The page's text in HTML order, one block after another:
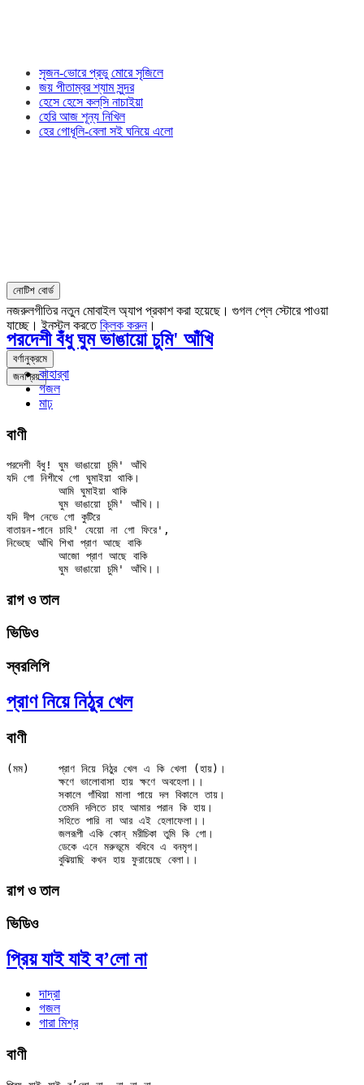
সৃজন-ভোরে প্রভু মোরে সৃজিলে
জয় পীতাম্বর শ্যাম সুন্দর
হেসে হেসে কল্‌সি নাচাইয়া
হেরি আজ শূন্য নিখিল
হের গোধূলি-বেলা সই ঘনিয়ে এলো
নোটিশ বোর্ড
নজরুলগীতির নতুন মোবাইল অ্যাপ প্রকাশ করা হয়েছে। গুগল প্লে স্টোরে পাওয়া
যাচ্ছে। ইনস্টল করতেক্লিক করুন।
বর্ণানুক্রমে
জনপ্রিয়
পরদেশী বঁধু ঘুম ভাঙায়ো চুমি' আঁখি
কাহার্‌বা
গজল
মাঢ়
বাণী
পরদেশী বঁধু! ঘুম ভাঙায়ো চুমি' আঁখি
যদি গো নিশীথে গো ঘুমাইয়া থাকি।
যদি দীপ নেভে গো কুটিরে
বাতায়ন-পানে চাহি' যেয়ো না গো ফিরে',
নিভেছে আঁখি শিখা প্রাণ আছে বাকি
রাগ ও তাল
ভিডিও
স্বরলিপি
প্রাণ নিয়ে নিঠুর খেল
বাণী
(মম)	প্রাণ নিয়ে নিঠুর খেল এ কি খেলা (হায়)।
	ক্ষণে ভালোবাসা হায় ক্ষণে অবহেলা।।
রাগ ও তাল
ভিডিও
প্রিয় যাই যাই ব’লো না
দাদ্‌রা
গজল
গারা মিশ্র
বাণী